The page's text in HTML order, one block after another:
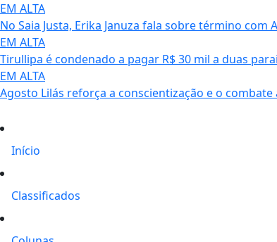
EM ALTA
No Saia Justa, Erika Januza fala sobre término com
EM ALTA
Tirullipa é condenado a pagar R$ 30 mil a duas
EM ALTA
Agosto Lilás reforça a conscientização e o combate
Início
Classificados